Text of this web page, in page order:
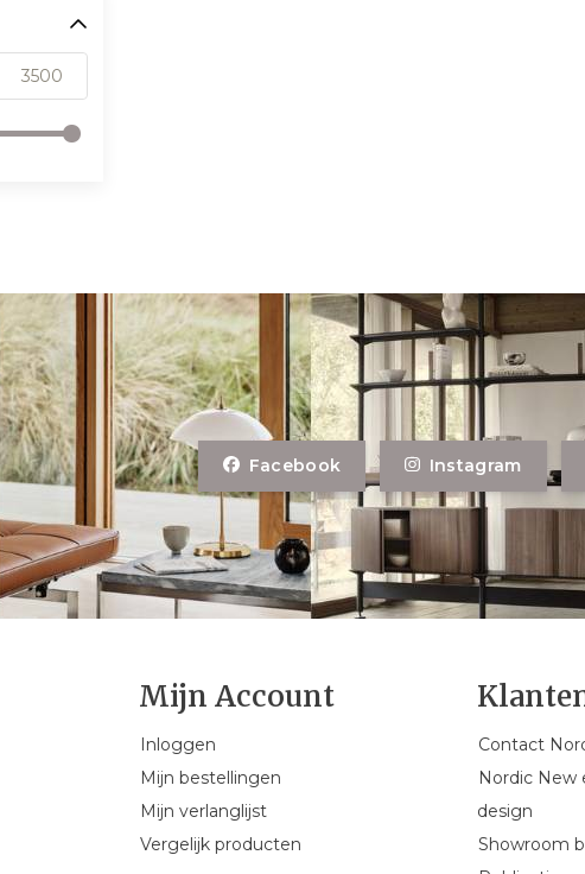
Facebook Instagram
Mijn Account
Inloggen
Mijn bestellingen
Mijn verlanglijst
Vergelijk producten
Contact
Nordic New
design
Showroom